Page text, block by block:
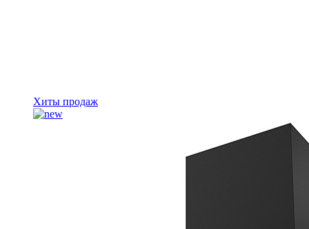
Хиты продаж